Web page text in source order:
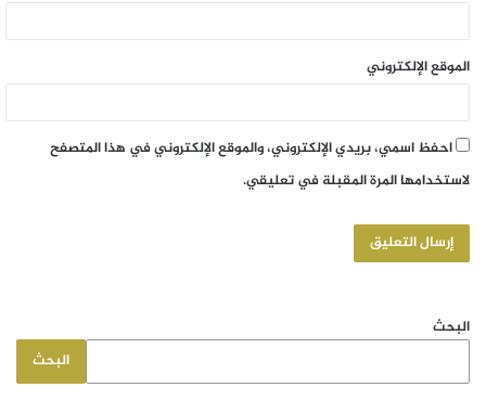
الموقع الإلكتروني
احفظ اسمي، بريدي الإلكتروني، والموقع الإلكتروني في هذا المتصفح
لاستخدامها المرة المقبلة في تعليقي.
البحث
البحث